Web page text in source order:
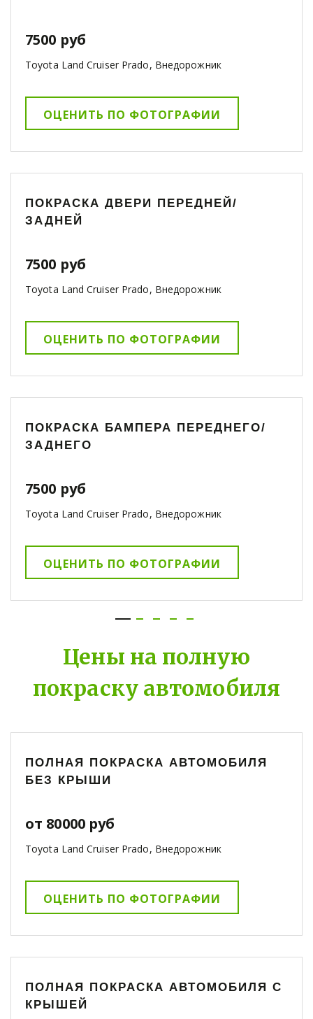
7500 руб
Toyota Land Cruiser Prado, Внедорожник
ОЦЕНИТЬ ПО ФОТОГРАФИИ
ПОКРАСКА ДВЕРИ ПЕРЕДНЕЙ/
ЗАДНЕЙ
7500 руб
Toyota Land Cruiser Prado, Внедорожник
ОЦЕНИТЬ ПО ФОТОГРАФИИ
ПОКРАСКА БАМПЕРА ПЕРЕДНЕГО/
ЗАДНЕГО
7500 руб
Toyota Land Cruiser Prado, Внедорожник
ОЦЕНИТЬ ПО ФОТОГРАФИИ
Цены на полную
покраску автомобиля
ПОЛНАЯ ПОКРАСКА АВТОМОБИЛЯ
БЕЗ КРЫШИ
от 80000 руб
Toyota Land Cruiser Prado, Внедорожник
ОЦЕНИТЬ ПО ФОТОГРАФИИ
ПОЛНАЯ ПОКРАСКА АВТОМОБИЛЯ С
КРЫШЕЙ